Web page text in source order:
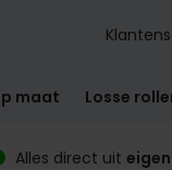
maat Losse
Alles direct uit